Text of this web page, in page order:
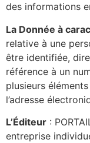
des informations
La Donnée à
relative à une
être identifiée,
référence à un
plusieurs
l’adresse
L’Éditeur :
entreprise